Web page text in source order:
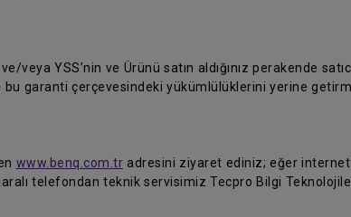
veya YSS’nin ve Ürünü satın aldığınız perakende
garanti çerçevesindeki yükümlülüklerini yerine
www.benq.com.tr adresini ziyaret ediniz; eğer
telefondan teknik servisimiz Tecpro Bilgi